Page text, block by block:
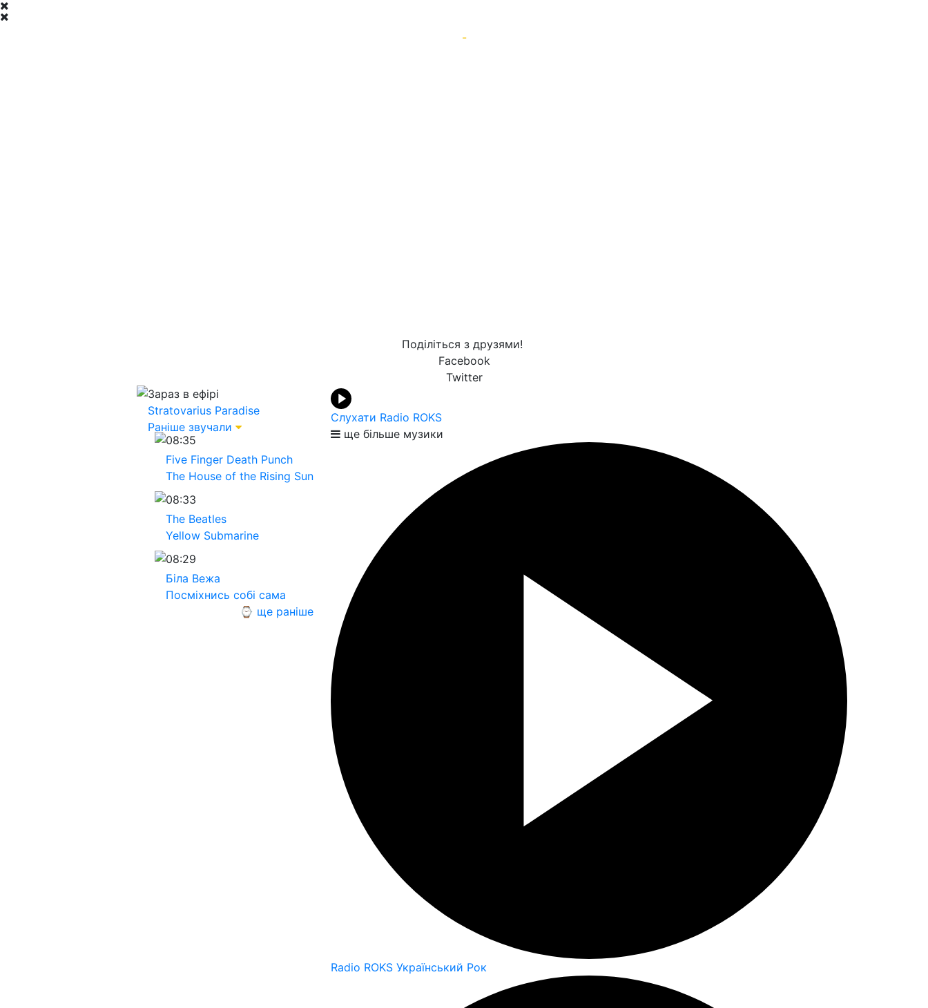
-
Поділіться з друзями!
Facebook
Twitter
Зараз в ефірі
Stratovarius Paradise
Раніше звучали
08:35
Five Finger Death Punch
The House of the Rising Sun
08:33
The Beatles
Yellow Submarine
08:29
Біла Вежа
Посміхнись собі сама
⌚ ще раніше
Слухати Radio ROKS
ще більше музики
Radio ROKS Український Рок